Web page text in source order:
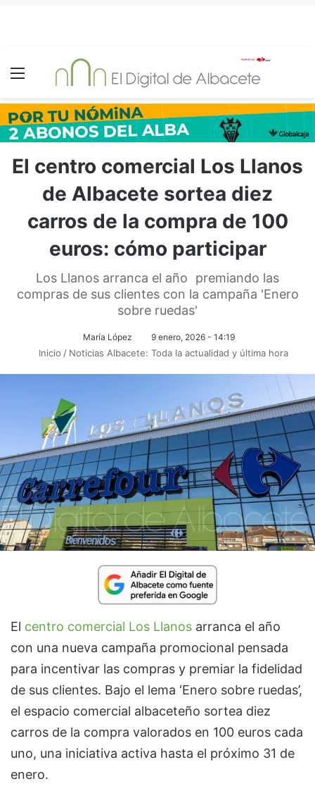
Menú
El centro comercial Los Llanos
de Albacete sortea diez
carros de la compra de 100
euros: cómo participar
Los Llanos arranca el año premiando las
compras de sus clientes con la campaña 'Enero
sobre ruedas'
María López 9 enero, 2026 - 14:19
Inicio / Noticias Albacete: Toda la actualidad y última hora
El centro comercial Los Llanos arranca el año
con una nueva campaña promocional pensada
para incentivar las compras y premiar la fidelidad
de sus clientes. Bajo el lema ‘Enero sobre ruedas’,
el espacio comercial albaceteño sortea diez
carros de la compra valorados en 100 euros cada
uno, una iniciativa activa hasta el próximo 31 de
enero.